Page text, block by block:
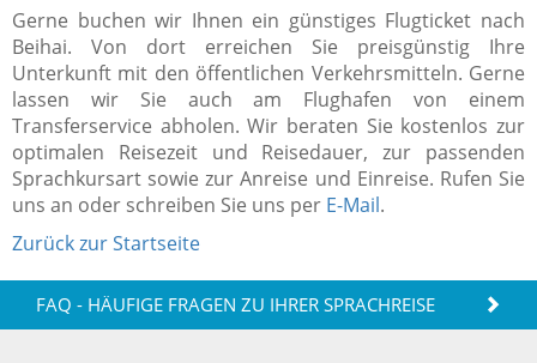
Gerne buchen wir Ihnen ein günstiges Flugticket nach
Beihai. Von dort erreichen Sie preisgünstig Ihre
Unterkunft mit den öffentlichen Verkehrsmitteln. Gerne
lassen wir Sie auch am Flughafen von einem
Transferservice abholen. Wir beraten Sie kostenlos zur
optimalen Reisezeit und Reisedauer, zur passenden
Sprachkursart sowie zur Anreise und Einreise. Rufen Sie
uns an oder schreiben Sie uns per E-Mail.
Zurück zur Startseite
FAQ - HÄUFIGE FRAGEN ZU IHRER SPRACHREISE